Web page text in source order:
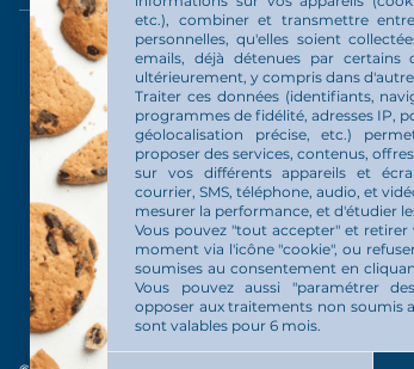
La communauté
Présentation communauté
Organisation de la communauté
Nos projets
L’Arche en France
etc.), combiner et transmettre
personnelles, qu'elles soient
emails, déjà détenues par certains
ultérieurement, y compris dans
Traiter ces données (identifiants,
programmes de fidélité, adresses IP,
géolocalisation précise, etc.)
proposer des services, contenus,
sur vos différents appareils et
courrier, SMS, téléphone, audio, et
mesurer la performance, et d'étudier
Vous pouvez "tout accepter" et
moment via l'icône "cookie", ou
soumises au consentement en
Vous pouvez aussi "paramétrer
opposer aux traitements non soumis
sont valables pour 6 mois.